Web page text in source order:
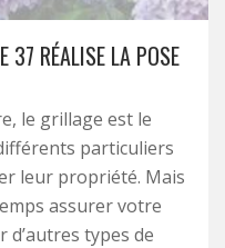
37 RÉALISE LA POSE
le grillage est le
particuliers
leur propriété. Mais
assurer votre
types de